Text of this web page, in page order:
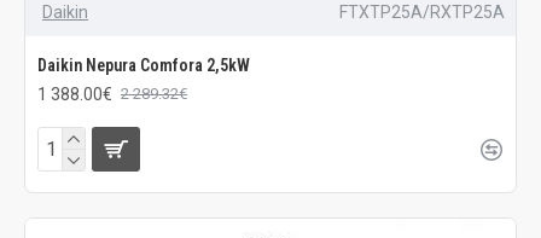
Daikin FTXTP25A/RXTP25A
Daikin Nepura Comfora 2,5kW
1 388.00€ 2 289.32€